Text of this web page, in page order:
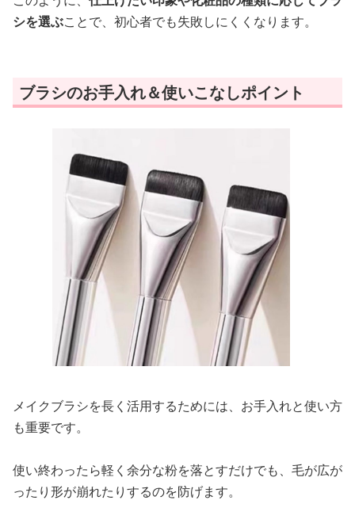
シを選ぶことで、初心者でも失敗しにくくなります。
ブラシのお手入れ＆使いこなしポイント
メイクブラシを長く活用するためには、お手入れと使い方
も重要です。
使い終わったら軽く余分な粉を落とすだけでも、毛が広が
ったり形が崩れたりするのを防げます。